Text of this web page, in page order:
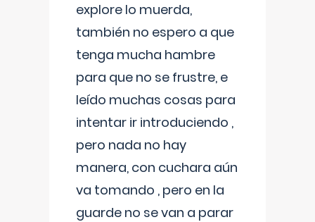
explore lo muerda,
también no espero a que
tenga mucha hambre
para que no se frustre, e
leído muchas cosas para
intentar ir introduciendo ,
pero nada no hay
manera, con cuchara aún
va tomando , pero en la
guarde no se van a parar